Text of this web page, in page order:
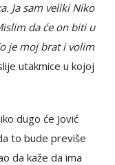
Ja sam veliki Niko
da će on biti u
je moj brat i volim
utakmice u kojoj
dugo će Jović
to bude previše
da kaže da ima